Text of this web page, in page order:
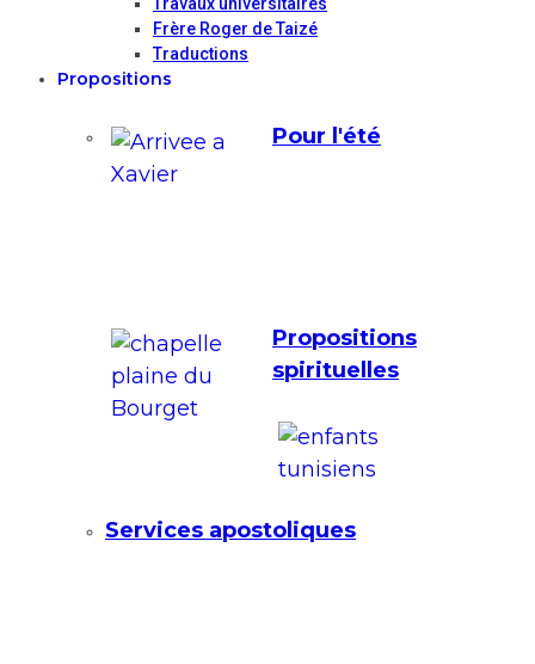
Frère Roger de Taizé
Traductions
Propositions
Pour l'été
Propositions
spirituelles
Services apostoliques